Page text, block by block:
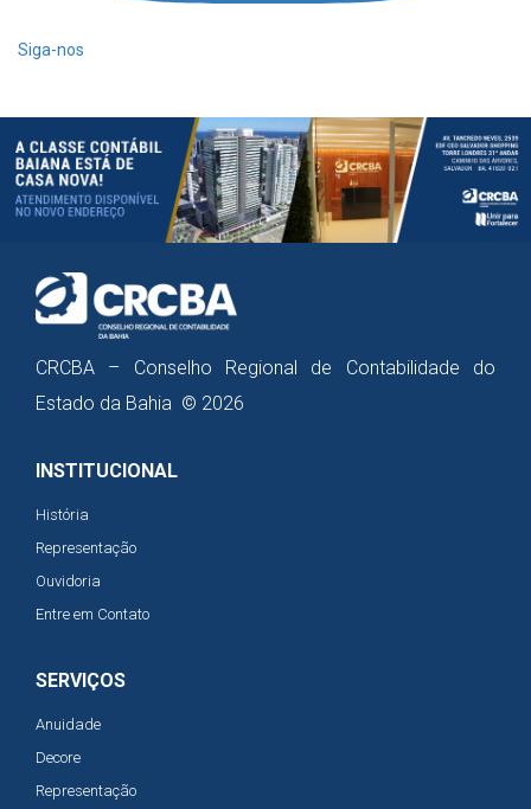
Siga-nos
CRCBA – Conselho Regional de Contabilidade do
Estado da Bahia © 2026
INSTITUCIONAL
História
Representação
Ouvidoria
Entre em Contato
SERVIÇOS
Anuidade
Decore
Representação